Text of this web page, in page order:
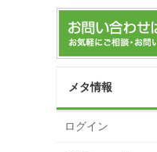
メタ情報
ログイン